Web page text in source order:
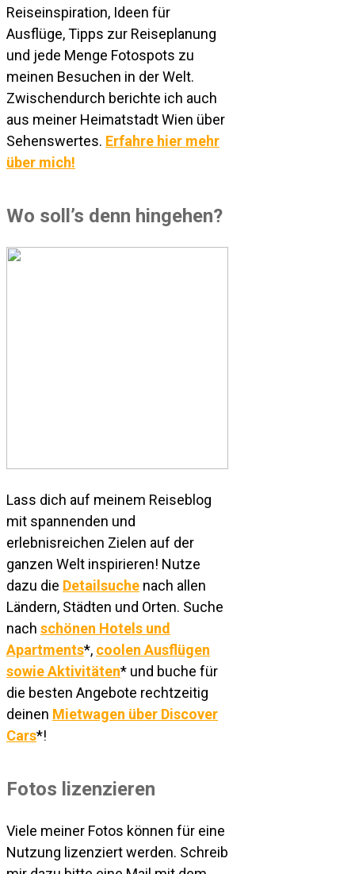
Reiseinspiration, Ideen für
Ausflüge, Tipps zur Reiseplanung
und jede Menge Fotospots zu
meinen Besuchen in der Welt.
Zwischendurch berichte ich auch
aus meiner Heimatstadt Wien über
Sehenswertes. Erfahre hier mehr
über mich!
Wo soll’s denn hingehen?
Lass dich auf meinem Reiseblog
mit spannenden und
erlebnisreichen Zielen auf der
ganzen Welt inspirieren! Nutze
dazu die Detailsuche nach allen
Ländern, Städten und Orten. Suche
nach schönen Hotels und
Apartments*, coolen Ausflügen
sowie Aktivitäten* und buche für
die besten Angebote rechtzeitig
deinen Mietwagen über Discover
Cars*!
Fotos lizenzieren
Viele meiner Fotos können für eine
Nutzung lizenziert werden. Schreib